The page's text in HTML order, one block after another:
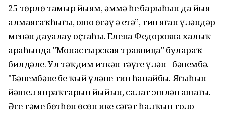
25 төрлө тамыр йыям, әммә һеҙ барыһын да йыя
алмаясаҡһығыҙ, ошо өсәү ҙә етә”, тип яҙған үләндәр
менән дауалау оҫтаһы. Елена Федоровна халыҡ
араһында "Монастырская травница" булараҡ
билдәле. Ул тәҡдим иткән тәүге үлән - бәпембә.
"Бәпембәне беҙ ҡый үләне тип һанайбыҙ. Яҙғыһын
йәшел япраҡтарын йыйып, салат эшләп ашағыҙ.
Әсе тәме бөтһөн өсөн ике сәғәт һалҡын тоҙло